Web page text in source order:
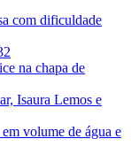
com dificuldade
na chapa de
Isaura Lemos e
volume de água e